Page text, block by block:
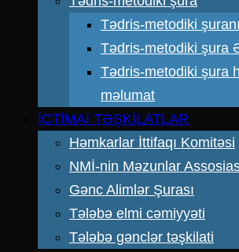
Tədris-metodiki
Tədris-metodiki şura
Tədris-metodiki şura
məlumat
İCTİMAİ TƏŞKİLATLAR
Həmkarlar İttifaqı Komitəsi
NMİ-nin Məzunlar
Gənc Alimlər Şurası
Tələbə elmi cəmiyyəti
Tələbə gənclər təşkilati